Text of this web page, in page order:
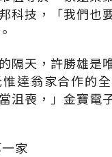
科技，「我們也
隔天，許勝雄是
達翁家合作的
沮喪，」金寶電
家